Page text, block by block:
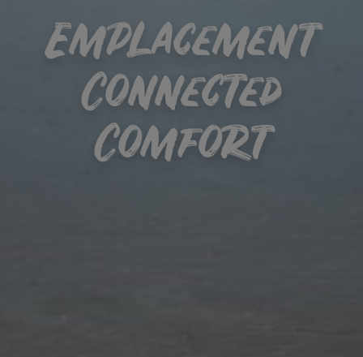
Emplacement
Connected
Comfort